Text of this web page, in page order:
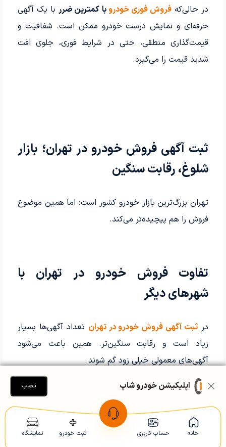
در حالی‌کهفروش فوری خودروبا کمترین ضرربا یک آگهی
حرفه‌ای و نمایش درست خودرو ممکن است. شفافیت و
قیمت‌گذاری منطقی، حتی در شرایط فوری، جلوی افت
شدید قیمت را می‌گیرد.
ثبت آگهی فروش خودرو در تهران؛ بازار
شلوغ، رقابت سنگین
تهران بزرگ‌ترین بازار خودرو کشور است؛ اما همین موضوع
فروش را هم پیچیده‌تر می‌کند.
تفاوت فروش خودرو در تهران با
شهرهای دیگر
در ثبت آگهی فروش خودرو در تهران تعداد آگهی‌ها بسیار
زیاد است و رقابت سنگین‌تر. همین باعث می‌شود
آگهی‌های معمولی خیلی زود گم شوند.
فروش ماشین در تهران
نیازمند دقت بیشتری در عنوان،
عکس‌ها و توضیحات است؛ چون خریدار انتخاب‌های زیادی
دارد و فقط روی آگهی‌های حرفه‌ای توقف می‌کند.
خانه حساب کاربری ثبت خودرو نمایشگاه
اپلیکیشن خودرو شاپ نصب